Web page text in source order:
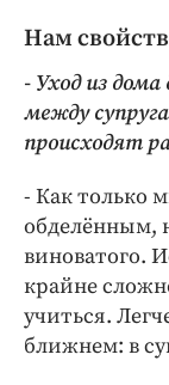
Нам
- Уход из
между
происходят
- Как только
обделённым,
виноватого.
крайне
учиться.
ближнем: в